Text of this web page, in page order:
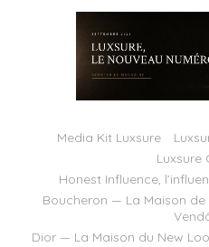
Media Kit Luxsure
Luxsure
Honest Influence,
Boucheron — La Maison
Dior — La Maison du New